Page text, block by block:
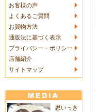
お客様の声
よくあるご質問
お買物方法
通販法に基づく表示
プライバシー・ポリシー
店舗紹介
サイトマップ
思いっき